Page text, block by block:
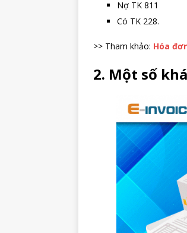
Nợ TK 811
Có TK 228.
>> Tham khảo: Hóa
2. Một số